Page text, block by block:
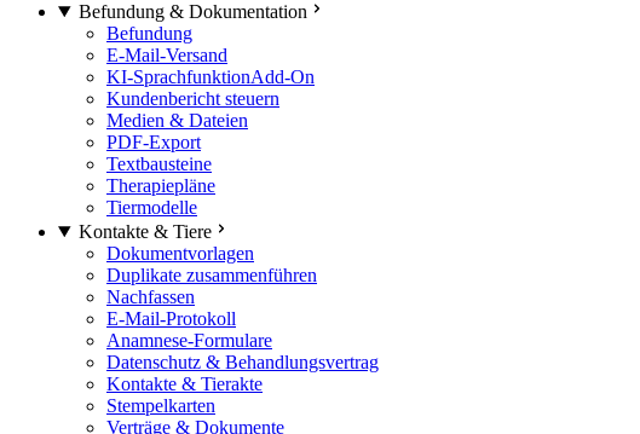
Befundung & Dokumentation
Befundung
E-Mail-Versand
KI-SprachfunktionAdd-On
Kundenbericht steuern
Medien & Dateien
PDF-Export
Textbausteine
Therapiepläne
Tiermodelle
Kontakte & Tiere
Dokumentvorlagen
Duplikate zusammenführen
Nachfassen
E-Mail-Protokoll
Anamnese-Formulare
Datenschutz & Behandlungsvertrag
Kontakte & Tierakte
Stempelkarten
Verträge & Dokumente